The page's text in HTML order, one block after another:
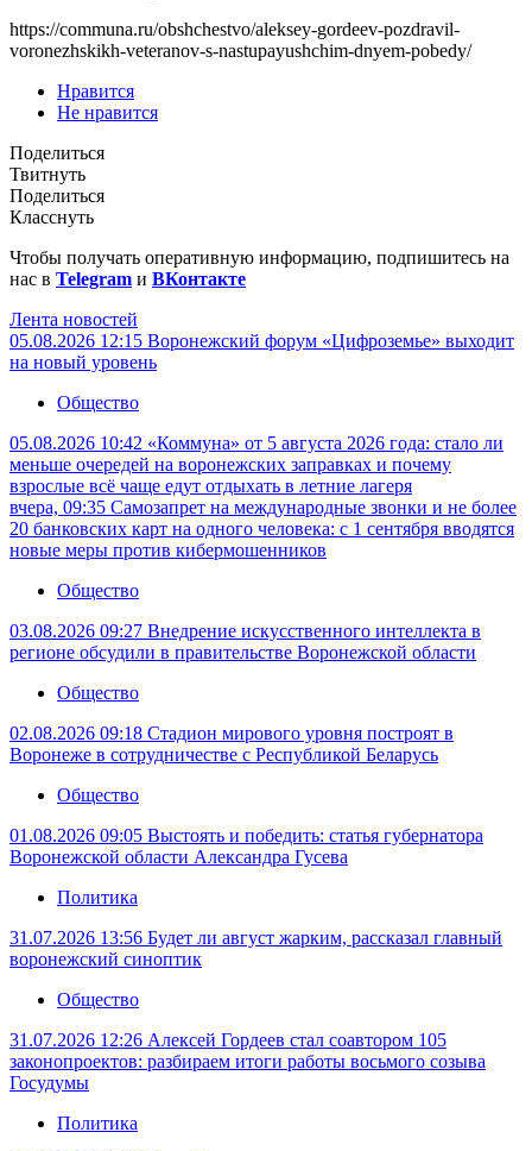
https://communa.ru/obshchestvo/aleksey-gordeev-pozdravil-
voronezhskikh-veteranov-s-nastupayushchim-dnyem-pobedy/
Нравится
Не нравится
Поделиться
Твитнуть
Поделиться
Класснуть
Чтобы получать оперативную информацию, подпишитесь на
нас в Telegram и ВКонтакте
Лента новостей
05.08.2026 12:15 Воронежский форум «Цифроземье» выходит
на новый уровень
Общество
05.08.2026 10:42 «Коммуна» от 5 августа 2026 года: стало ли
меньше очередей на воронежских заправках и почему
взрослые всё чаще едут отдыхать в летние лагеря
вчера, 09:35 Самозапрет на международные звонки и не более
20 банковских карт на одного человека: с 1 сентября вводятся
новые меры против кибермошенников
Общество
03.08.2026 09:27 Внедрение искусственного интеллекта в
регионе обсудили в правительстве Воронежской области
Общество
02.08.2026 09:18 Стадион мирового уровня построят в
Воронеже в сотрудничестве с Республикой Беларусь
Общество
01.08.2026 09:05 Выстоять и победить: статья губернатора
Воронежской области Александра Гусева
Политика
31.07.2026 13:56 Будет ли август жарким, рассказал главный
воронежский синоптик
Общество
31.07.2026 12:26 Алексей Гордеев стал соавтором 105
законопроектов: разбираем итоги работы восьмого созыва
Госудумы
Политика